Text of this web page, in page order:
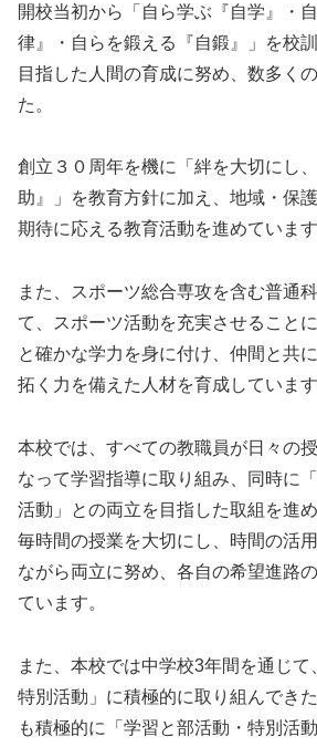
開校当初から「自ら学ぶ『自学』・
律』・自らを鍛える『自鍛』」を校
目指した人間の育成に努め、数多く
た。
創立３０周年を機に「絆を大切にし
助』」を教育方針に加え、地域・保
期待に応える教育活動を進めています
また、スポーツ総合専攻を含む普通
て、スポーツ活動を充実させること
と確かな学力を身に付け、仲間と共
拓く力を備えた人材を育成しています
本校では、すべての教職員が日々の
なって学習指導に取り組み、同時に
活動」との両立を目指した取組を進
毎時間の授業を大切にし、時間の活
ながら両立に努め、各自の希望進路
ています。
また、本校では中学校3年間を通じて
特別活動」に積極的に取り組んでき
も積極的に「学習と部活動・特別活